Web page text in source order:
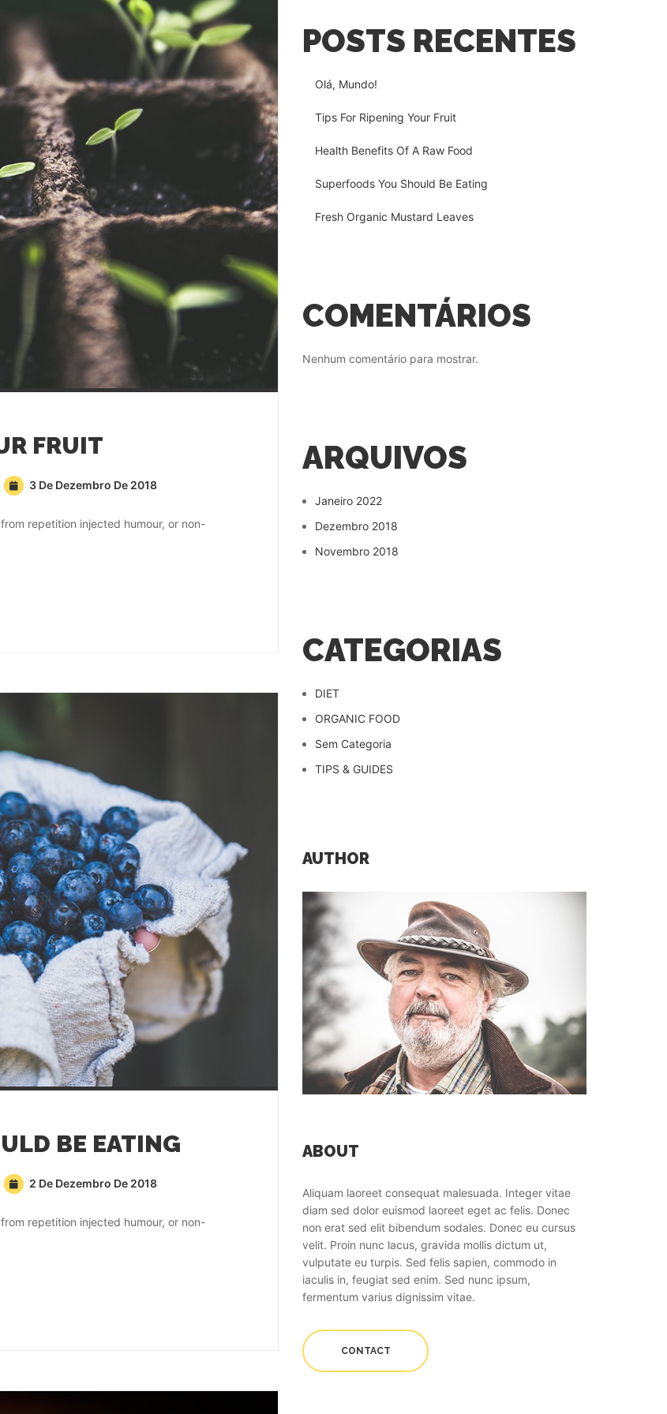
FRUIT
3 De Dezembro De 2018
repetition injected humour, or non-
BE EATING
2 De Dezembro De 2018
repetition injected humour, or non-
POSTS RECENTES
Olá, Mundo!
Tips For Ripening Your Fruit
Health Benefits Of A Raw Food
Superfoods You Should Be Eating
Fresh Organic Mustard Leaves
COMENTÁRIOS
Nenhum comentário para mostrar.
ARQUIVOS
Janeiro 2022
Dezembro 2018
Novembro 2018
CATEGORIAS
DIET
ORGANIC FOOD
Sem Categoria
TIPS & GUIDES
AUTHOR
ABOUT
Aliquam laoreet consequat malesuada. Integer vitae
diam sed dolor euismod laoreet eget ac felis. Donec
non erat sed elit bibendum sodales. Donec eu cursus
velit. Proin nunc lacus, gravida mollis dictum ut,
vulputate eu turpis. Sed felis sapien, commodo in
iaculis in, feugiat sed enim. Sed nunc ipsum,
fermentum varius dignissim vitae.
CONTACT